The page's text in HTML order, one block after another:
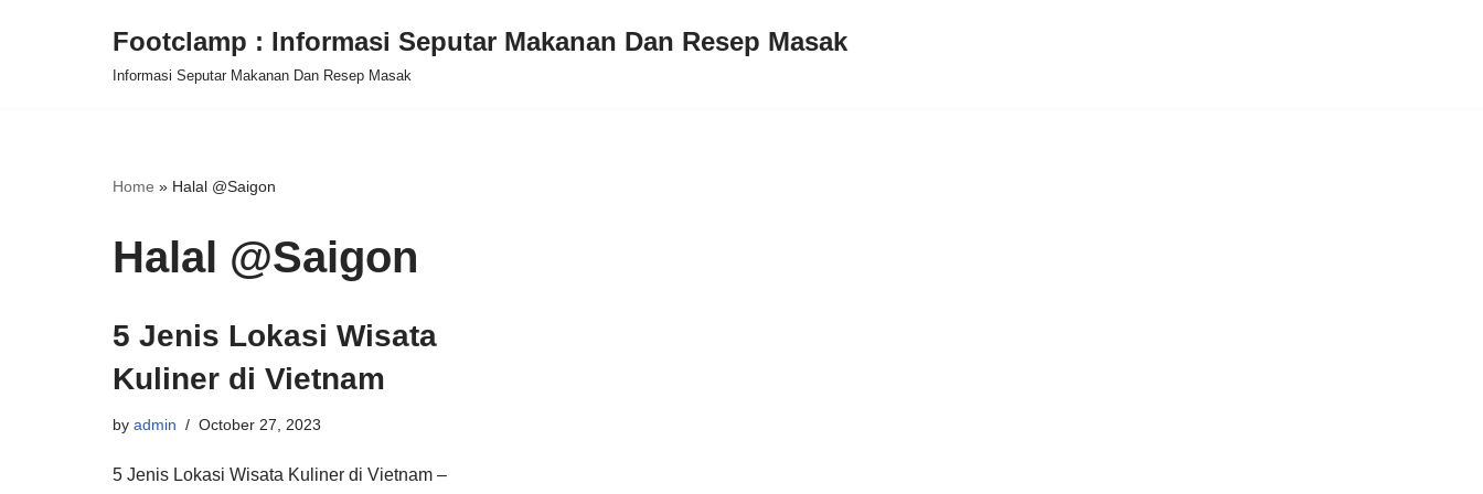
Footclamp : Informasi Seputar Makanan Dan Resep Masak
Informasi Seputar Makanan Dan Resep Masak
Home » Halal @Saigon
Halal @Saigon
5 Jenis Lokasi Wisata
Kuliner di Vietnam
by admin October 27, 2023
5 Jenis Lokasi Wisata Kuliner di Vietnam –